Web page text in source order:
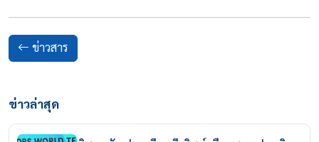
ข่าวสาร
ข่าวล่าสุด